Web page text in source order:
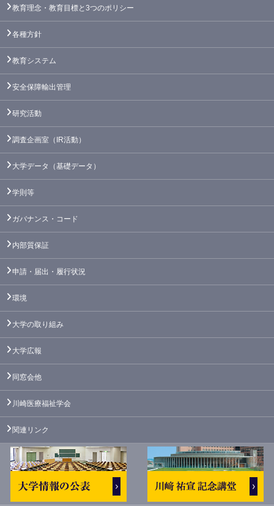
教育理念・教育目標と3つのポリシー
各種方針
教育システム
安全保障輸出管理
研究活動
調査企画室（IR活動）
大学データ（基礎データ）
学則等
ガバナンス・コード
内部質保証
申請・届出・履行状況
環境
大学の取り組み
大学広報
同窓会他
川崎医療福祉学会
関連リンク